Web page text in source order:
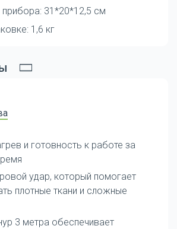
прибора: 31*20*12,5 см
1,6 кг
и готовность к работе за
удар, который помогает
плотные ткани и сложные
3 метра обеспечивает